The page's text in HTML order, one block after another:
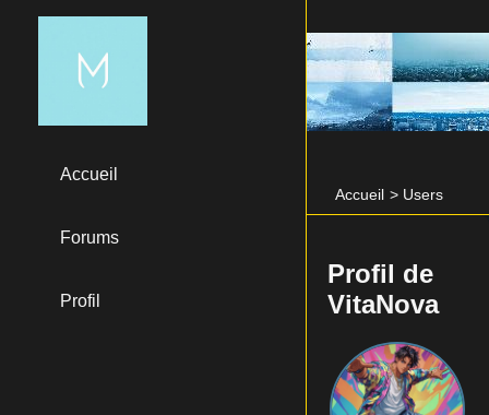
Accueil > Users
Accueil
Forums
Profil
Profil de
VitaNova